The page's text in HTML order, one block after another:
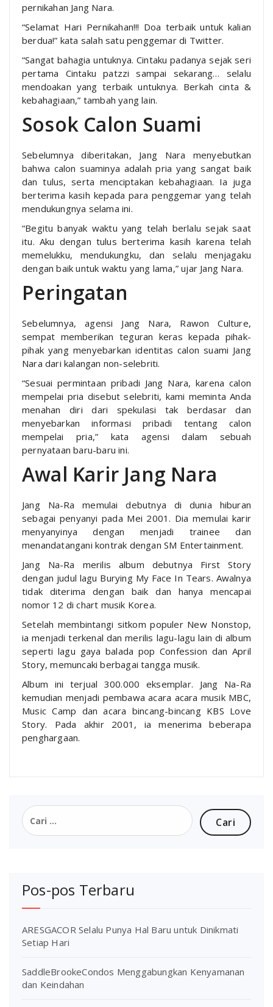
pernikahan Jang Nara.
“Selamat Hari Pernikahan!!! Doa terbaik untuk kalian
berdua!” kata salah satu penggemar di Twitter.
“Sangat bahagia untuknya. Cintaku padanya sejak seri
pertama Cintaku patzzi sampai sekarang… selalu
mendoakan yang terbaik untuknya. Berkah cinta &
kebahagiaan,” tambah yang lain.
Sosok Calon Suami
Sebelumnya diberitakan, Jang Nara menyebutkan
bahwa calon suaminya adalah pria yang sangat baik
dan tulus, serta menciptakan kebahagiaan. Ia juga
berterima kasih kepada para penggemar yang telah
mendukungnya selama ini.
“Begitu banyak waktu yang telah berlalu sejak saat
itu. Aku dengan tulus berterima kasih karena telah
memelukku, mendukungku, dan selalu menjagaku
dengan baik untuk waktu yang lama,” ujar Jang Nara.
Peringatan
Sebelumnya, agensi Jang Nara, Rawon Culture,
sempat memberikan teguran keras kepada pihak-
pihak yang menyebarkan identitas calon suami Jang
Nara dari kalangan non-selebriti.
“Sesuai permintaan pribadi Jang Nara, karena calon
mempelai pria disebut selebriti, kami meminta Anda
menahan diri dari spekulasi tak berdasar dan
menyebarkan informasi pribadi tentang calon
mempelai pria,” kata agensi dalam sebuah
pernyataan baru-baru ini.
Awal Karir Jang Nara
Jang Na-Ra memulai debutnya di dunia hiburan
sebagai penyanyi pada Mei 2001. Dia memulai karir
menyanyinya dengan menjadi trainee dan
menandatangani kontrak dengan SM Entertainment.
Jang Na-Ra merilis album debutnya First Story
dengan judul lagu Burying My Face In Tears. Awalnya
tidak diterima dengan baik dan hanya mencapai
nomor 12 di chart musik Korea.
Setelah membintangi sitkom populer New Nonstop,
ia menjadi terkenal dan merilis lagu-lagu lain di album
seperti lagu gaya balada pop Confession dan April
Story, memuncaki berbagai tangga musik.
Album ini terjual 300.000 eksemplar. Jang Na-Ra
kemudian menjadi pembawa acara acara musik MBC,
Music Camp dan acara bincang-bincang KBS Love
Story. Pada akhir 2001, ia menerima beberapa
penghargaan.
Cari
untuk:
Pos-pos Terbaru
ARESGACOR Selalu Punya Hal Baru untuk Dinikmati
Setiap Hari
SaddleBrookeCondos Menggabungkan Kenyamanan
dan Keindahan